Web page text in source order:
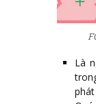
Là